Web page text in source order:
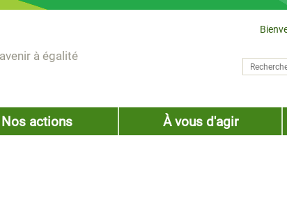
à égalité
Nos actions À vous d'agir